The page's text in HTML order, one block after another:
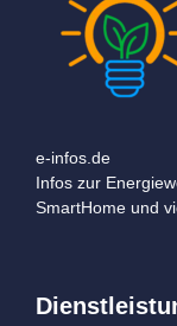
e-infos.de
Infos zur
SmartHome und